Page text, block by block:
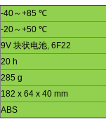
-40～+85 ℃
-20～+50 ℃
9V 块状电池, 6F22
20 h
285 g
182 x 64 x 40 mm
ABS